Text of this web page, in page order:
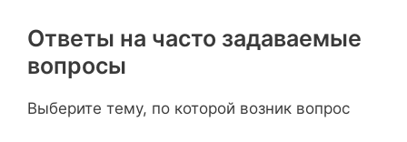
Ответы на часто задаваемые
вопросы
Выберите тему, по которой возник вопрос